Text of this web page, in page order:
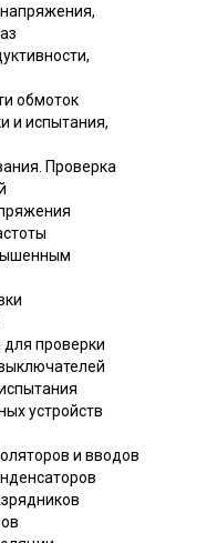
обмоток
и испытания,
Проверка
проверки
устройств
и вводов